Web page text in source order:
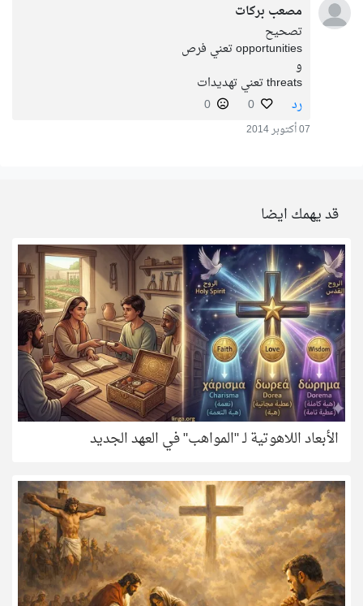
مصعب بركات
تصحيح
opportunities تعني فرص
و
threats تعني تهديدات
رد
0
0
07 أكتوبر 2014
قد يهمك ايضا
الأبعاد اللاهوتية لـ "المواهب" في العهد الجديد